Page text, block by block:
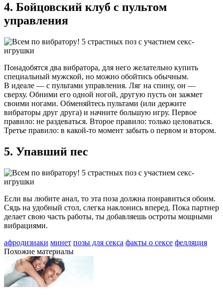
4. Бойцовский клуб с пультом
управления
Понадобятся два вибратора, для него желательно купить
специальный мужской, но можно обойтись обычным.
В идеале — с пультами управления. Ляг на спину, он —
сверху. Обними его одной ногой, другую пусть он зажмет
своими ногами. Обменяйтесь пультами (или держите
вибраторы друг друга) и начните большую игру. Первое
правило: не раздеваться. Второе правило: только целоваться.
Третье правило: в какой-то момент забыть о первом и втором.
5. Упавший пес
Если вы любите анал, то эта поза должна понравиться обоим.
Сядь на удобный стол, слегка наклонись вперед. Пока партнер
делает свою часть работы, ты добавляешь остроты мощными
вибрациями.
афродизиаки минет позы для секса факты о сексе фелляция
Похожие материалы